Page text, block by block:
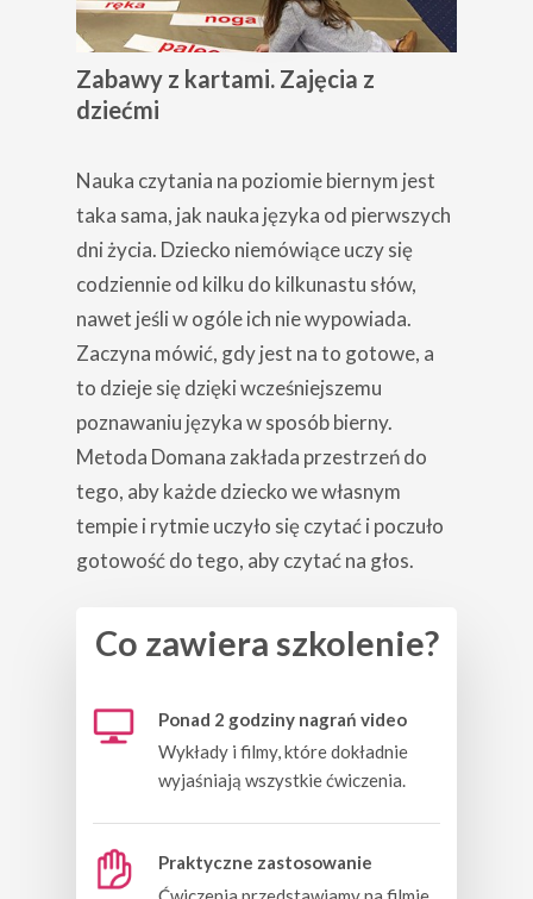
Zabawy z kartami. Zajęcia z
dziećmi
Nauka czytania na poziomie biernym jest
taka sama, jak nauka języka od pierwszych
dni życia. Dziecko niemówiące uczy się
codziennie od kilku do kilkunastu słów,
nawet jeśli w ogóle ich nie wypowiada.
Zaczyna mówić, gdy jest na to gotowe, a
to dzieje się dzięki wcześniejszemu
poznawaniu języka w sposób bierny.
Metoda Domana zakłada przestrzeń do
tego, aby każde dziecko we własnym
tempie i rytmie uczyło się czytać i poczuło
gotowość do tego, aby czytać na głos.
Co zawiera szkolenie?
Ponad 2 godziny nagrań video
Wykłady i filmy, które dokładnie
wyjaśniają wszystkie ćwiczenia.
Praktyczne zastosowanie